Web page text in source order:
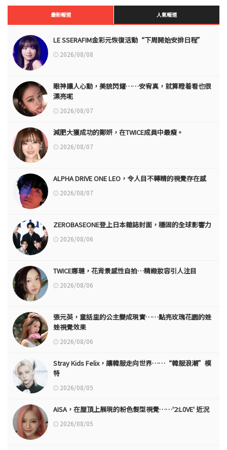
最新報道 人氣報道
LE SSERAFIM金彩元恢復活動“下周開始安排日程”
2026/08/08
眼神讓人心動，美貌閃耀……安宥真，就算瞪着看也很
漂亮呢
2026/08/07
減肥大獲成功的鄭妍，在TWICE成員中最瘦。
2026/08/07
ALPHA DRIVE ONE LEO，令人目不轉睛的視覺存在感
2026/08/07
ZEROBASEONE登上日本雜誌封面，穩固的全球影響力
2026/08/06
TWICE娜璉，花背景感性自拍…精緻妝容引人注目
2026/08/06
張元英，童話里的公主變成現實……點亮玫瑰花園的娃
娃視覺效果
2026/08/06
Stray Kids Felix，讓韓服走向世界……“韓服浪潮”模
特
2026/08/05
AISA，在屋頂上展現的粉色髮型視覺……'2:L0VE' 近況
2026/08/05